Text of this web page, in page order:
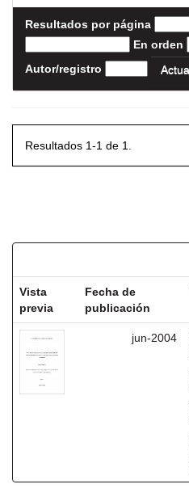
Resultados por página
En orden
Autor/registro
Resultados 1-1 de 1.
Vista
previa
Fecha de
publicación
jun-2004